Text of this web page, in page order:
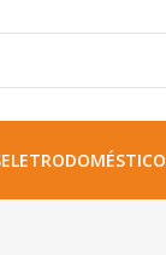
ELETRODOMÉSTICO